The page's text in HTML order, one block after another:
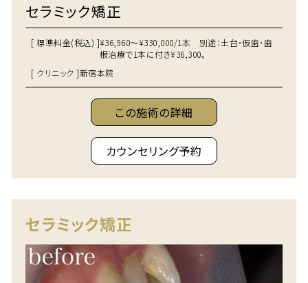
セラミック矯正
[ 標準料金(税込) ]¥36,960～¥330,000/1本 別途：土台・仮歯・歯
根治療で1本に付き¥36,300。
[ クリニック ]新宿本院
この施術の詳細
カウンセリング予約
セラミック矯正